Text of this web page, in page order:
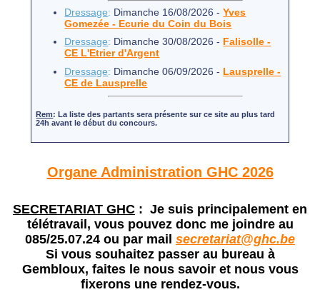
Dressage: Dimanche 16/08/2026 -Yves
Gomezée - Ecurie du Coin du Bois
Dressage: Dimanche 30/08/2026 - Falisolle -
CE L'Etrier d'Argent
Dressage: Dimanche 06/09/2026 - Lausprelle -
CE de Lausprelle
Rem: La liste des partants sera présente sur ce site au plus tard
24h avant le début du concours.
Organe Administration GHC 2026
SECRETARIAT GHC : Je suis principalement en
télétravail, vous pouvez donc me joindre au
085/25.07.24 ou par mail secretariat@ghc.be
Si vous souhaitez passer au bureau à
Gembloux, faites le nous savoir et nous vous
fixerons une rendez-vous.